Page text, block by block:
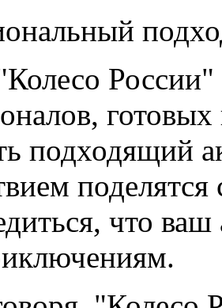
подходящий
что ваш